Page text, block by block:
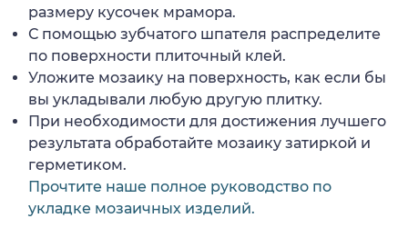
размеру кусочек мрамора.
С помощью зубчатого шпателя распределите
по поверхности плиточный клей.
Уложите мозаику на поверхность, как если бы
вы укладывали любую другую плитку.
При необходимости для достижения лучшего
результата обработайте мозаику затиркой и
герметиком.
Прочтите наше полное руководство по
укладке мозаичных изделий.